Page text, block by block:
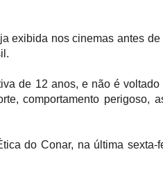
exibida nos cinemas antes
de 12 anos, e não é
comportamento perigoso,
do Conar, na última sexta-